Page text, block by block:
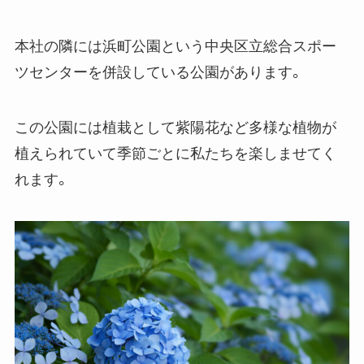
本社の隣には浜町公園という中央区立総合スポー
ツセンターを併設している公園があります。
この公園には植栽として紫陽花など多様な植物が
植えられていて季節ごとに私たちを楽しませてく
れます。